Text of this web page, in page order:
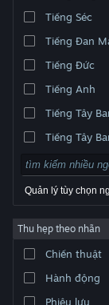
thương hiệu là tài sản
Pháp lý
Hỗ trợ tiếp cận
ký Steam
|Hoàn tiền|
Tiếng Séc
Tiếng Đan
Tiếng Đức
Tiếng Anh
Tiếng Tây
Tiếng Tây
Quản lý tùy chọn
Thu hẹp theo nhãn
Chiến thuật
Hành động
Phiêu lưu